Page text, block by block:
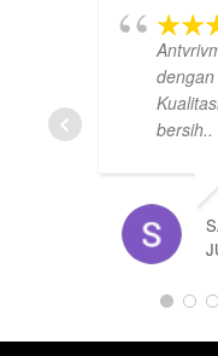
bersih..